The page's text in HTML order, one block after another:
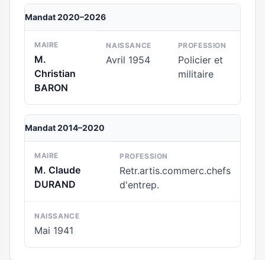
Mandat 2020–2026
MAIRE
M.
Christian
BARON
NAISSANCE
Avril 1954
PROFESSION
Policier et
militaire
Mandat 2014–2020
MAIRE
M. Claude
DURAND
PROFESSION
Retr.artis.commerc.chefs
d'entrep.
NAISSANCE
Mai 1941